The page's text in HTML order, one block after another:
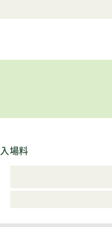
入場料